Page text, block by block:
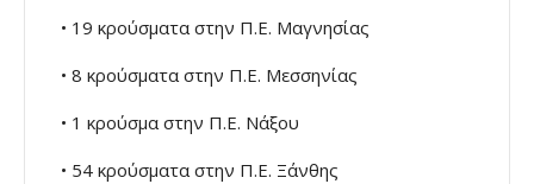
• 19 κρούσματα στην Π.Ε. Μαγνησίας
• 8 κρούσματα στην Π.Ε. Μεσσηνίας
• 1 κρούσμα στην Π.Ε. Νάξου
• 54 κρούσματα στην Π.Ε. Ξάνθης